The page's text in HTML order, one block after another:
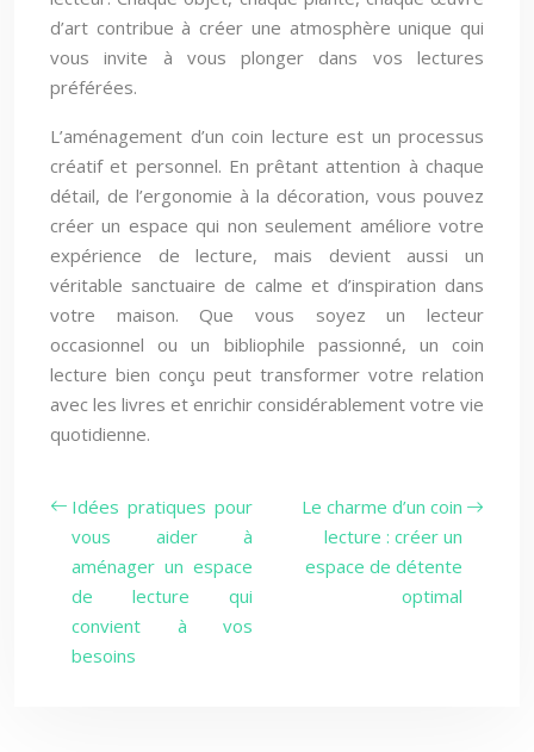
d’art contribue à créer une atmosphère unique qui
vous invite à vous plonger dans vos lectures
préférées.
L’aménagement d’un coin lecture est un processus
créatif et personnel. En prêtant attention à chaque
détail, de l’ergonomie à la décoration, vous pouvez
créer un espace qui non seulement améliore votre
expérience de lecture, mais devient aussi un
véritable sanctuaire de calme et d’inspiration dans
votre maison. Que vous soyez un lecteur
occasionnel ou un bibliophile passionné, un coin
lecture bien conçu peut transformer votre relation
avec les livres et enrichir considérablement votre vie
quotidienne.
Idées pratiques pour
vous aider à
aménager un espace
de lecture qui
convient à vos
besoins
Le charme d’un coin
lecture : créer un
espace de détente
optimal